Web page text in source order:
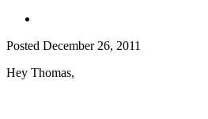
Posted December 26, 2011
Hey Thomas,